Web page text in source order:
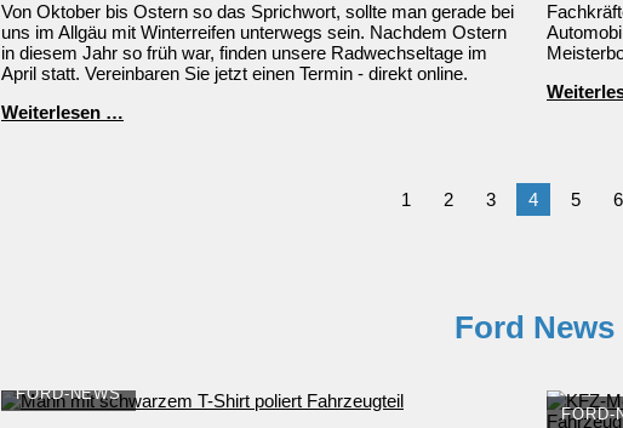
Von Oktober bis Ostern so das Sprichwort, sollte man gerade bei
uns im Allgäu mit Winterreifen unterwegs sein. Nachdem Ostern
in diesem Jahr so früh war, finden unsere Radwechseltage im
April statt. Vereinbaren Sie jetzt einen Termin - direkt online.
Weiterlesen …
1 2 3 4 5 6
Ford News
FORD-NEWS
FORD-